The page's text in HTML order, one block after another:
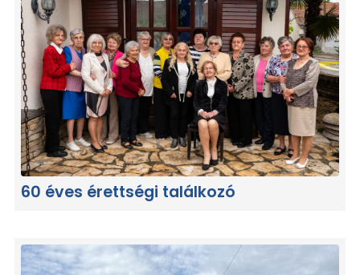
60 éves érettségi találkozó